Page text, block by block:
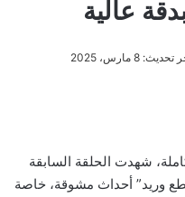
تحديث: 8 مارس، 2025
شهدت الحلقة السابقة
وريد” أحداث مشوقة، خاصة